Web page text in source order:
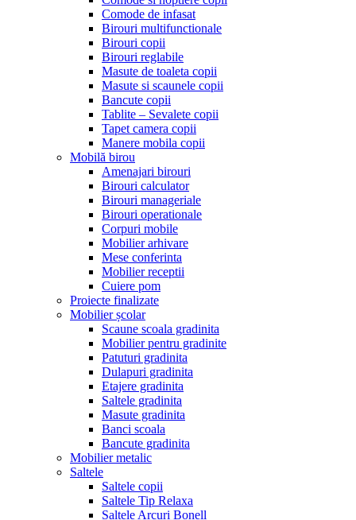
Comode de infasat
Birouri multifunctionale
Birouri copii
Birouri reglabile
Masute de toaleta copii
Masute si scaunele copii
Bancute copii
Tablite – Sevalete copii
Tapet camera copii
Manere mobila copii
Mobilă birou
Amenajari birouri
Birouri calculator
Birouri manageriale
Birouri operationale
Corpuri mobile
Mobilier arhivare
Mese conferinta
Mobilier receptii
Cuiere pom
Proiecte finalizate
Mobilier școlar
Scaune scoala gradinita
Mobilier pentru gradinite
Patuturi gradinita
Dulapuri gradinita
Etajere gradinita
Saltele gradinita
Masute gradinita
Banci scoala
Bancute gradinita
Mobilier metalic
Saltele
Saltele copii
Saltele Tip Relaxa
Saltele Arcuri Bonell